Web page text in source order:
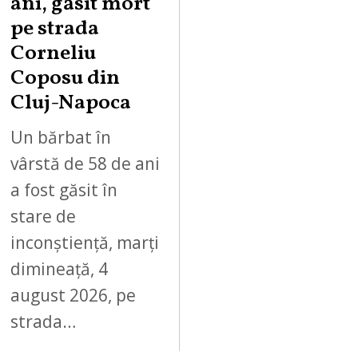
pe strada
Corneliu
Coposu din
Cluj-Napoca
Un bărbat în
vârstă de 58 de ani
a fost găsit în
stare de
inconștiență, marți
dimineață, 4
august 2026, pe
strada…